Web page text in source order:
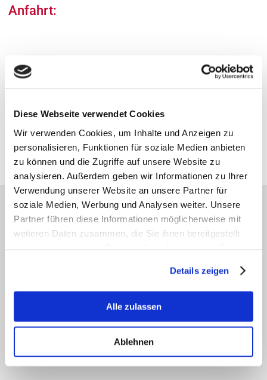
Diese Webseite verwendet Cookies
Wir verwenden Cookies, um Inhalte und Anzeigen zu
personalisieren, Funktionen für soziale Medien anbieten
zu können und die Zugriffe auf unsere Website zu
analysieren. Außerdem geben wir Informationen zu Ihrer
Verwendung unserer Website an unsere Partner für
soziale Medien, Werbung und Analysen weiter. Unsere
Partner führen diese Informationen möglicherweise mit
weiteren Daten zusammen, die Sie ihnen bereitgestellt
Details zeigen
Alle zulassen
Ablehnen
Anfahrt:
¹MVZ Augenärzte Berne der MVZ für Augenheilkunde und Allgemeinmedizin
Hamburg-Ost GmbH
Hamburg
²angestellte Fachärztin
AKTUELLE THEMEN DER AOB
Trockenes Auge (Sicca-Syndrom)
Sprechstunde finden wir die Ursache
Ihrer trockenen Augen heraus und
wählen die passende Behandlung